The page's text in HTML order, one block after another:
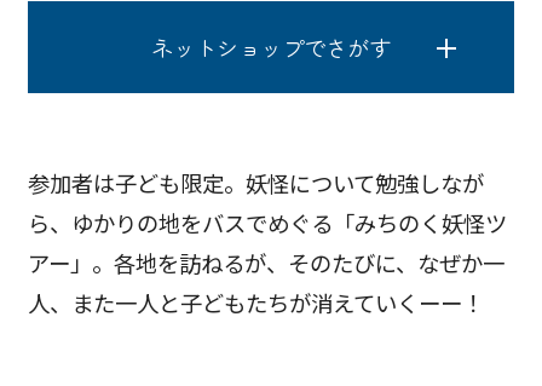
ネットショップでさがす
参加者は子ども限定。妖怪について勉強しなが
ら、ゆかりの地をバスでめぐる「みちのく妖怪ツ
アー」。各地を訪ねるが、そのたびに、なぜか一
人、また一人と子どもたちが消えていくーー！